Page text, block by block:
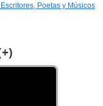
Poetas y Músicos